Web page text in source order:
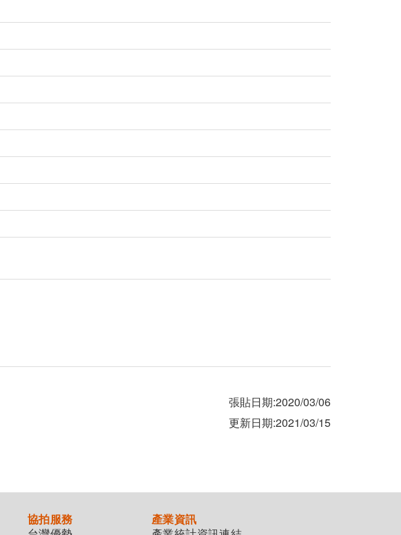
張貼日期:2020/03/06
更新日期:2021/03/15
協拍服務
產業資訊